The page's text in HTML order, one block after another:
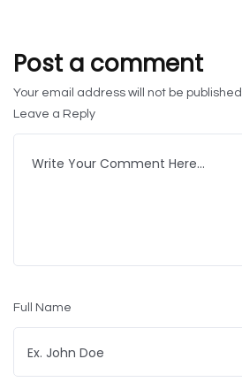
Post a comment
Your email address will not be
Leave a Reply
Full Name